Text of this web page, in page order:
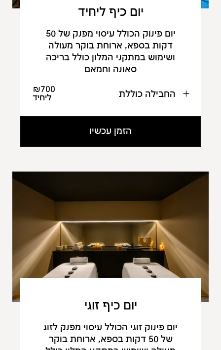
יום כיף ליחיד
יום פינוק הכולל עיסוי מפנק של 50
דקות בספא, ארוחת בוקר מעולה
ושימוש במתקני המלון כולל בריכה
סאונה וחמאם
₪700
ליחיד
החבילה כוללת
הזמן עכשיו
יום כיף זוגי
יום פינוק זוגי הכולל עיסוי מפנק לזוג
של 50 דקות בספא, ארוחת בוקר